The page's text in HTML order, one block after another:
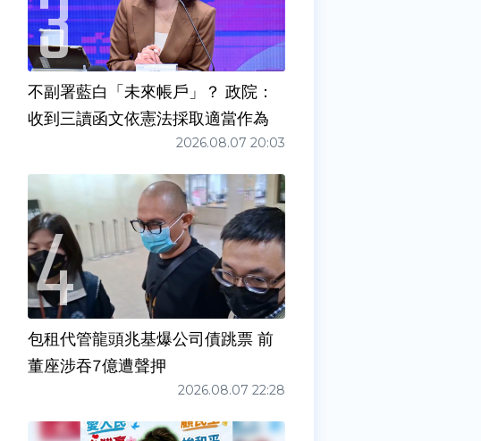
不副署藍白「未來帳戶」？ 政院：
收到三讀函文依憲法採取適當作為
2026.08.07 20:03
包租代管龍頭兆基爆公司債跳票 前
董座涉吞7億遭聲押
2026.08.07 22:28